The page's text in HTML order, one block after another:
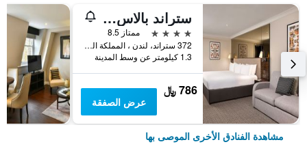
ستراند بالاس هوتل
4 نجوم
ممتاز 8.5
372 ستراند، لندن ، المملكة المتحدة, لندن, المملكة المتحدة
1.3 كيلومتر عن وسط المدينة
786 ﷼
عرض الصفقة
مشاهدة الفنادق الأخرى الموصى بها